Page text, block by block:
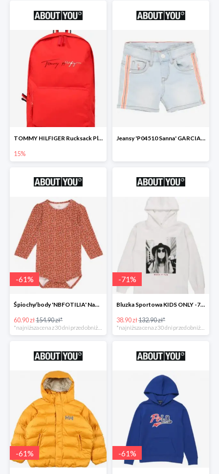
TOMMY HILFIGER Rucksack Plecak -15%
15%
Jeansy 'P04510 Sanna' GARCIA -69%
-61%
Śpiochy/body 'NBFOTILIA' Name It -62%
60.90 zł154.90 zł*
*najniższa cena z 30 dni przed obniżką
-71%
Bluzka Sportowa KIDS ONLY -71%
38.90 zł132.90 zł*
*najniższa cena z 30 dni przed obniżką
-61% -61%